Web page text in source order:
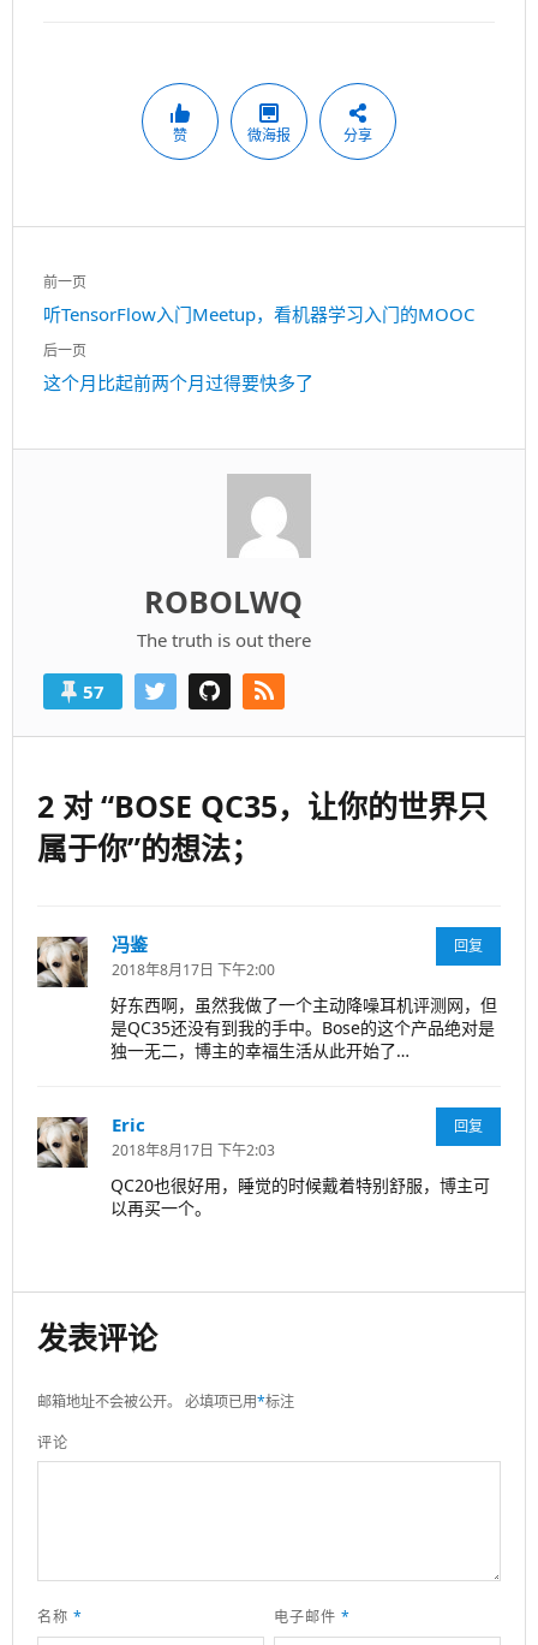
赞 微海报 分享
文
章
导
航
前一页
上
一
听TensorFlow入门Meetup，看机器学习入门的MOOC
后一页
下
这个月比起前两个月过得要快多了
ROBOLWQ
The truth is out there
57
2 对 “BOSE QC35，让你的世界只
属于你”的想法；
冯鉴说
道：
2018年8月17日 下午2:00
好东西啊，虽然我做了一个主动降噪耳机评测网，但
是QC35还没有到我的手中。Bose的这个产品绝对是
独一无二，博主的幸福生活从此开始了…
回复
Eric
道：
2018年8月17日 下午2:03
QC20也很好用，睡觉的时候戴着特别舒服，博主可
以再买一个。
回复
发表评论
邮箱地址不会被公开。 必填项已用*标注
评论
名称 * 电子邮件 *